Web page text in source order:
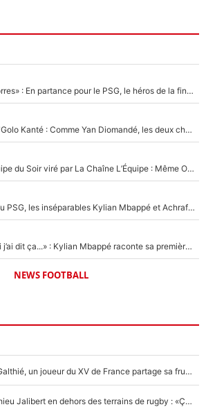
«Le suicide de Ferran Torres» : En partance pour le PSG, le héros de la finale de la Coupe du monde s'attire les foudres de la presse espagnole !
Antoine Griezmann et N'Golo Kanté : Comme Yan Diomandé, les deux champions du monde ont refusé de signer au PSG !
Un chroniqueur de L’Équipe du Soir viré par La Chaîne L’Équipe : Même Olivier Ménard n’avait pas pu empêcher son départ, «je l’ai appris sur Twitter, je l’ai vécu assez mal»
Loin du Real Madrid et du PSG, les inséparables Kylian Mbappé et Achraf Hakimi changent d'équipe le temps d'une journée !
«Je ne sais pas pourquoi j’ai dit ça...» : Kylian Mbappé raconte sa première rencontre avec Zinédine Zidane (et c’est très drôle)
NEWS FOOTBALL
Mis de côté par Fabien Galthié, un joueur du XV de France partage sa frustration : «ils ne me l’ont pas dit tout de suite»
La raison d'être de Matthieu Jalibert en dehors des terrains de rugby : «Ça m'atteint autant que si tu touches à un membre de ma famille»